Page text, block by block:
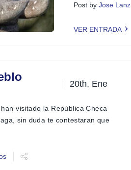
Post by Jose Lanz
VER ENTRADA
20th, Ene
visitado la República Checa
sin duda te contestaran que